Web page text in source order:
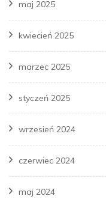
maj 2025
kwiecień 2025
marzec 2025
styczeń 2025
wrzesień 2024
czerwiec 2024
maj 2024